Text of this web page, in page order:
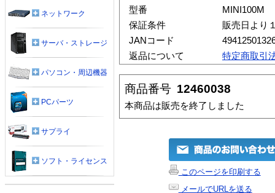
型番
MINI100M
保証条件
販売日より
JANコード
返品について
特定商取引
商品番号 12460038
本商品は販売を終了しました
このページを印刷する
メールでURLを送る
ネットワーク
サーバ・ストレージ
パソコン・周辺機器
PCパーツ
サプライ
ソフト・ライセンス